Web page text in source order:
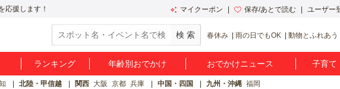
応援します！ マイクーポン 保存/あとで読む ユーザー
春休み 雨の日でもOK 動物とふれあう
ランキング 年齢別おでかけ おでかけニュース 子育て
北陸・甲信越 関西 大阪 京都 兵庫 中国・四国 九州・沖縄 福岡